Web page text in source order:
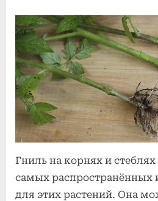
Posted
on
2
июля
2025
By
admin
Комментариевк
записи
Как
бороться
с
гнилью
на
и
стеблях
нет
Гниль на корнях и
самых распространённых
для этих растений. Она